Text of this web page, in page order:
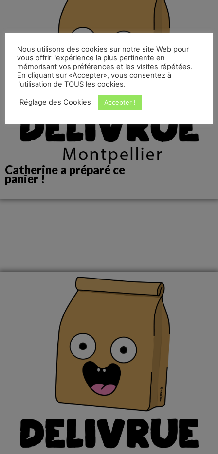
Catherine a préparé ce
panier !
Nous utilisons des cookies sur notre site Web pour
vous offrir l'expérience la plus pertinente en
mémorisant vos préférences et les visites répétées.
En cliquant sur «Accepter», vous consentez à
l'utilisation de TOUS les cookies.
Réglage des Cookies Accepter !